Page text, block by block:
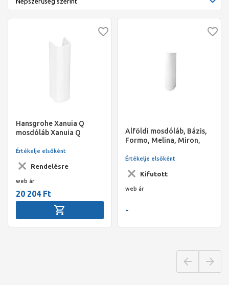
Hansgrohe Xanuia Q
mosdóláb Xanuia Q
Rendelésre
Értékelje elsőként
web ár
20 204 Ft
Alföldi mosdóláb, Bázis,
Formo, Melina, Miron,
Kifutott
Értékelje elsőként
web ár
-